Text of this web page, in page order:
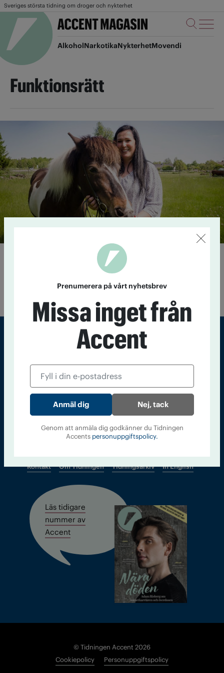
Sveriges största tidning om droger och nykterhet
AlkoholNarkotikaNykterhetMovendi
Funktionsrätt
”Hästarna är min medicin”
Emelie Nilsson levde med misshandel och
medberoende. Idag föreläser hon om att kunna hitta en
ljusstrimma när allt är nattsvart.
Tidningen Accent, A4, Bondegatan 21, 116 33 Stockholm
accent@iogt.se
Chefredaktör och ansvarig utgivare: Barbro Janson Lundkvist,
barbro@a4.se.
Kontakt Om Tidningen Tidningsarkiv In English
Läs tidigare
nummer av
Accent
© Tidningen Accent 2026
Cookiepolicy
Personuppgiftspolicy
Prenumerera på vårt nyhetsbrev
Missa inget från
Accent
Nej, tack
Genom att anmäla dig godkänner du Tidningen
Accents personuppgiftspolicy.